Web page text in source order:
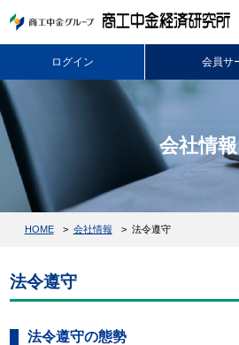
ログイン 会員サ
会社情報
HOME 会社情報 法令遵守
法令遵守
法令遵守の態勢